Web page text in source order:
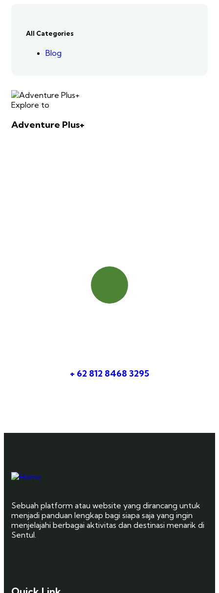
All Categories
Blog
Explore to
Adventure Plus+
+ 62 812 8468 3295
Sebuah platform atau website yang dirancang untuk
menjadi panduan lengkap bagi siapa saja yang ingin
menjelajahi berbagai aktivitas dan destinasi menarik di
Sentul.